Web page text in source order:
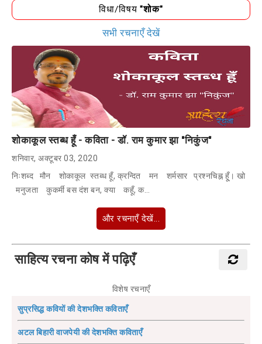
विधा/विषय"शोक"
सभी रचनाएँ देखें
शोकाकूल स्तब्ध हूँ - कविता - डॉ. राम कुमार झा "निकुंज"
शनिवार, अक्टूबर 03, 2020
निःशब्द मौन शोकाकूल स्तब्ध हूँ, क्रन्दित मन शर्मसार प्रश्नचिह्न हू्ँ। खो
मनुजता कुकर्मी बस दंश बन, क्या कहूँ, क…
और रचनाएँ देखें...
साहित्य रचना कोष में पढ़िएँ
विशेष रचनाएँ
सुप्रसिद्ध कवियों की देशभक्ति कविताएँ
अटल बिहारी वाजपेयी की देशभक्ति कविताएँ